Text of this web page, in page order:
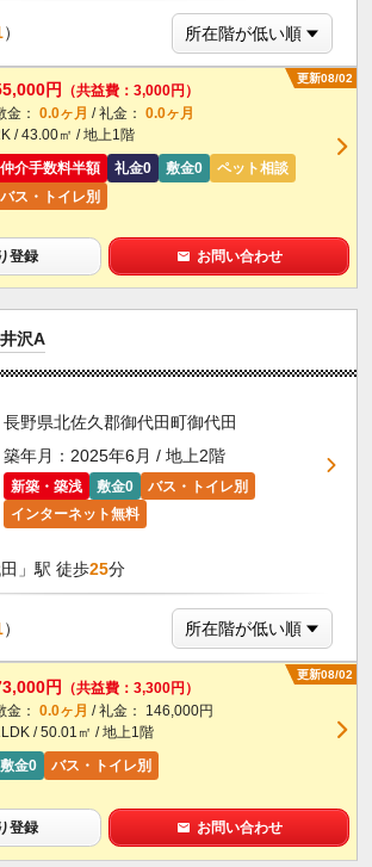
）
更新08/02
円
（共益費：3,000円）
金： 0.0ヶ月 / 礼金： 0.0ヶ月
/ 43.00㎡ / 地上1階
仲介手数料半額
礼金0 敷金0
ペット相談
バス・トイレ別
登録 お問い合わせ
沢A
長野県北佐久郡御代田町御代田
築年月：2025年6月 / 地上2階
新築・築浅 敷金0
バス・トイレ別
インターネット無料
」駅 徒歩25分
）
更新08/02
円
（共益費：3,300円）
金： 0.0ヶ月 / 礼金： 146,000円
/ 50.01㎡ / 地上1階
敷金0
バス・トイレ別
登録 お問い合わせ